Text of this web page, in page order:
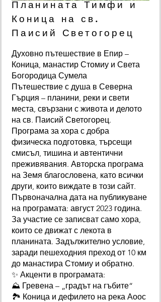
Планината Тимфи и
Коница на св.
Паисий Светогорец
Духовно пътешествие в Епир –
Коница, манастир Стомиу и Света
Богородица Сумела
Пътешествие с душа в Северна
Гърция – планини, реки и свети
места, свързани с живота и делото
на св. Паисий Светогорец.
Програма за хора с добра
физическа подготовка, търсещи
смисъл, тишина и автентични
преживявания. Авторска програма
на Земя благословена, като всички
други, които виждате в този сайт.
Първоначална дата на публикуване
на програмата: август 2023 година.
За участие се записват само хора,
които се движат с лекота в
планината. Задължително условие,
заради пешеходния преход от 10 км
до манастира Стомиу и обратно.
✨ Акценти в програмата:
⛰️ Гревена – „градът на гъбите“
🏞️ Коница и дефилето на река Аоос